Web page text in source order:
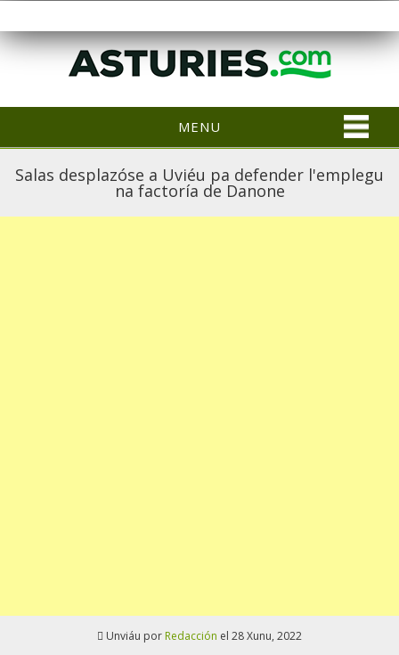
MENU
Salas desplazóse a Uviéu pa defender l'emplegu
na factoría de Danone
Unviáu por Redacción el 28 Xunu, 2022